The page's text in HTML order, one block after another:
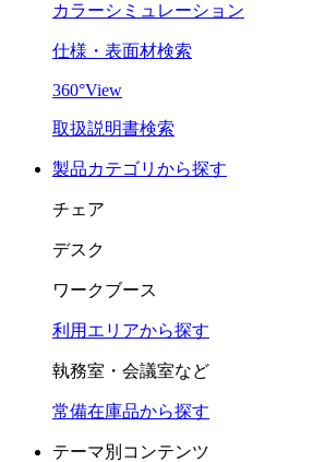
カラーシミュレーション
仕様・表面材検索
360°View
取扱説明書検索
製品カテゴリから探す
チェア
デスク
ワークブース
利用エリアから探す
執務室・会議室など
常備在庫品から探す
テーマ別コンテンツ